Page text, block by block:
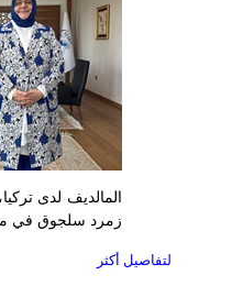
المالديف لدى
زمرد سلجوق في
لتفاصيل أكثر